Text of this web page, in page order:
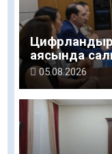
аясында
05.08.2026